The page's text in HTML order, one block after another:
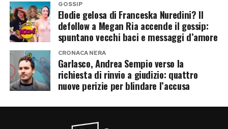
GOSSIP
Elodie gelosa di Franceska Nuredini? Il
defollow a Megan Ria accende il gossip:
spuntano vecchi baci e messaggi d’amore
CRONACA NERA
Garlasco, Andrea Sempio verso la
richiesta di rinvio a giudizio: quattro
nuove perizie per blindare l’accusa